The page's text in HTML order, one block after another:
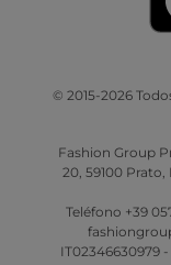
© 2015-2026
Fashion Group
20, 59100
Teléfono +39
IT02346630979